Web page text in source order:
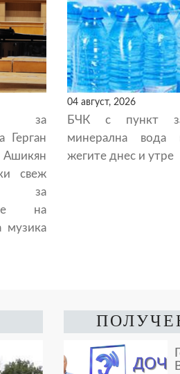
за
Герган
Ашикян
свеж
за
на
музика
04 август, 2026
БЧК с пункт
минерална вода
жегите днес и утре